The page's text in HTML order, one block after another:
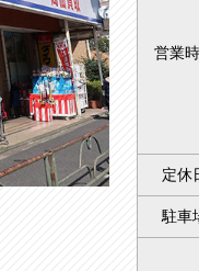
営業
定休
駐車